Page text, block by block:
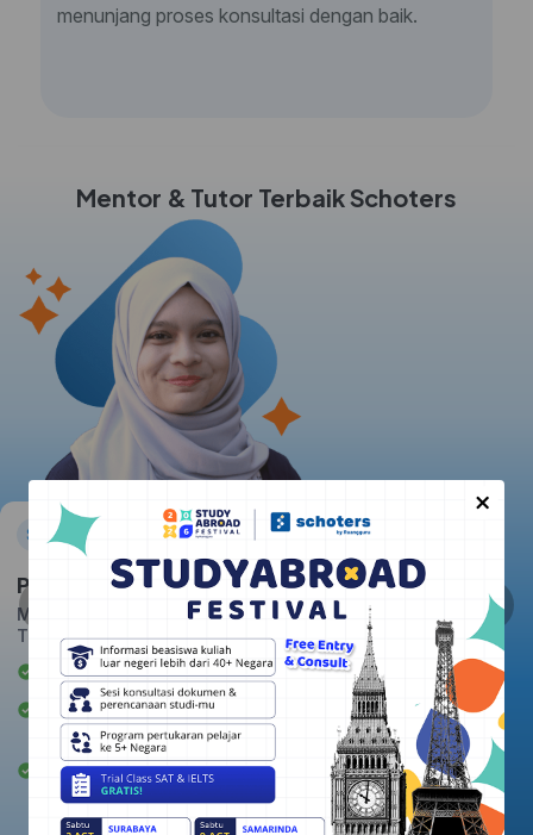
menunjang proses konsultasi dengan baik.
Mentor & Tutor Terbaik Schoters
Pratiwi
Massachusetts Institute of
Technology
Awardee Beasiswa LPDP
Berpengalaman mengajar 2+
tahun
Rata-rata kepuasan student:
5.0/5.0
×